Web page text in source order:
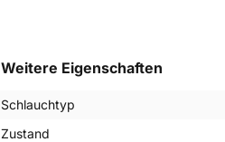
Weitere Eigenschaften
Schlauchtyp
Zustand